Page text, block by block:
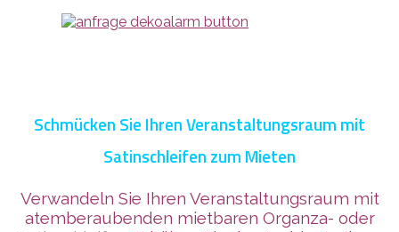
Schmücken Sie Ihren Veranstaltungsraum mit
Satinschleifen zum Mieten
Verwandeln Sie Ihren Veranstaltungsraum mit
atemberaubenden mietbaren Organza- oder